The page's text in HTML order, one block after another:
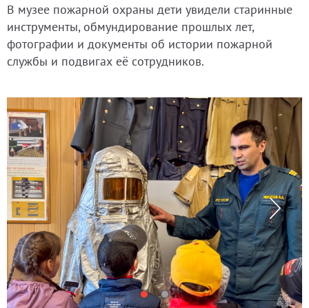
В музее пожарной охраны дети увидели старинные
инструменты, обмундирование прошлых лет,
фотографии и документы об истории пожарной
службы и подвигах её сотрудников.